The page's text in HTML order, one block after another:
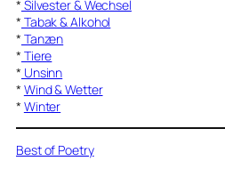
* Silvester & Wechsel
* Tabak & Alkohol
* Tanzen
* Tiere
* Unsinn
* Wind & Wetter
* Winter
Best of Poetry